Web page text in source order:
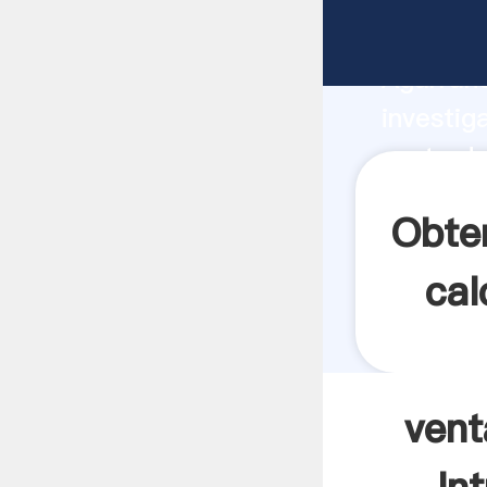
venta